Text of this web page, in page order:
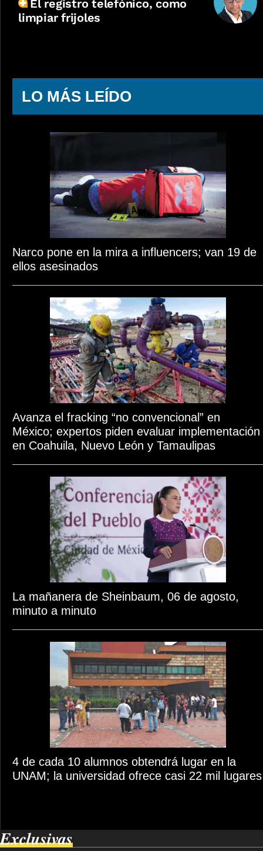
El registro telefónico, como
limpiar frijoles
LO MÁS LEÍDO
Narco pone en la mira a influencers; van 19 de
ellos asesinados
Avanza el fracking “no convencional” en
México; expertos piden evaluar implementación
en Coahuila, Nuevo León y Tamaulipas
La mañanera de Sheinbaum, 06 de agosto,
minuto a minuto
4 de cada 10 alumnos obtendrá lugar en la
UNAM; la universidad ofrece casi 22 mil lugares
Exclusivas